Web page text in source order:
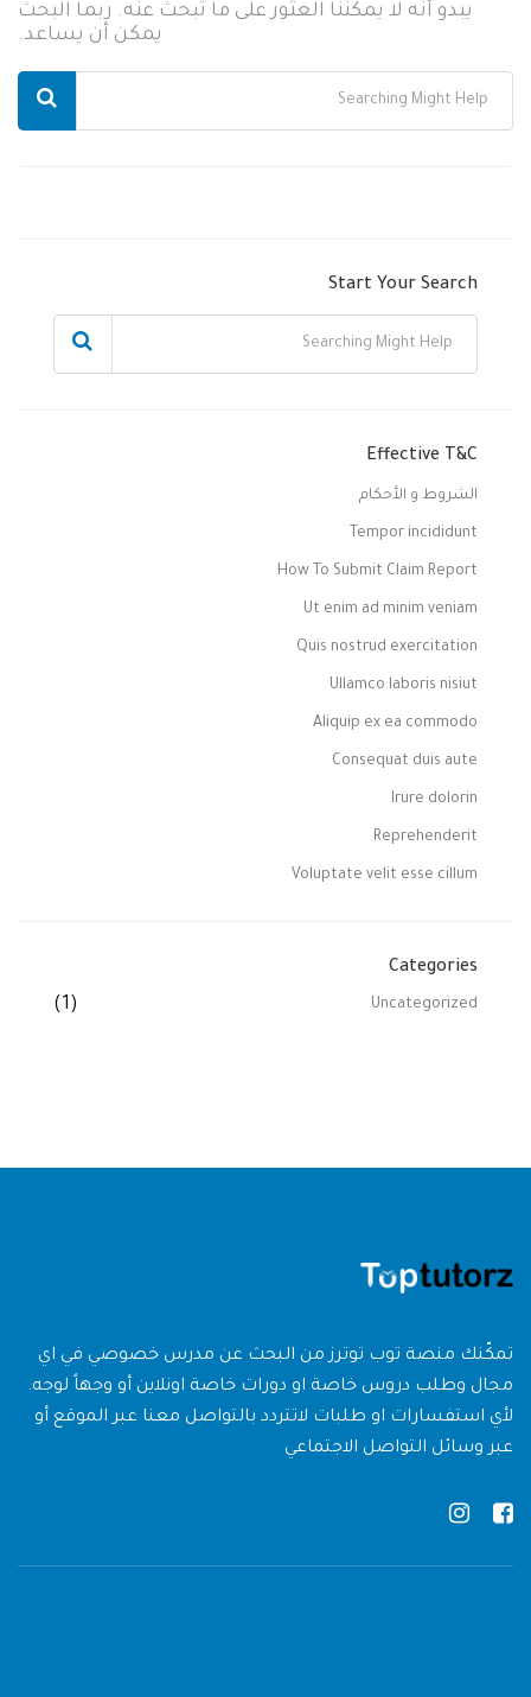
يبدو أنه لا يمكننا العثور على ما تبحث عنه. ربما البحث
يمكن أن يساعد.
Start Your Search
Effective T&C
الشروط و الأحكام
Tempor incididunt
How To Submit Claim Report
Ut enim ad minim veniam
Quis nostrud exercitation
Ullamco laboris nisiut
Aliquip ex ea commodo
Consequat duis aute
Irure dolorin
Reprehenderit
Voluptate velit esse cillum
Categories
Uncategorized
(1)
تمكّنك منصة توب توترز من البحث عن مدرس خصوصي في اي
مجال وطلب دروس خاصة او دورات خاصة اونلاين أو وجهاً لوجه.
لأي استفسارات او طلبات لاتتردد بالتواصل معنا عبر الموقع أو
عبر وسائل التواصل الاجتماعي